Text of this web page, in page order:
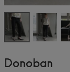
Donoban